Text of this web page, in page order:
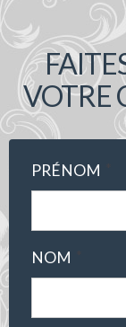
VOTRE
PRÉNOM
NOM